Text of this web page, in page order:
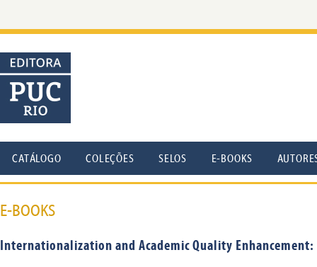
CATÁLOGO COLEÇÕES SELOS E-BOOKS
E-BOOKS
Internationalization and Academic Quality